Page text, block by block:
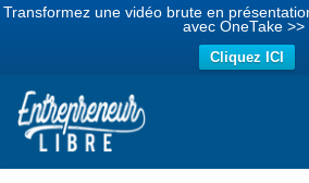
Transformez une vidéo brute en
avec OneTake >>
Cliquez ICI
Aller